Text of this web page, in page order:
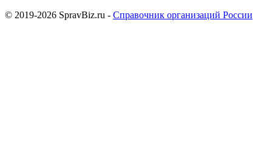
© 2019-2026 SpravBiz.ru - Справочник организаций России